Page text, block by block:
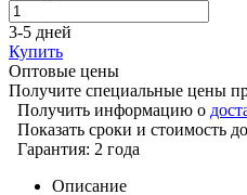
3-5 дней
Купить
Оптовые цены
Получите специальные цены
Получить информацию о
Показать сроки и стоимость
Гарантия: 2 года
Описание